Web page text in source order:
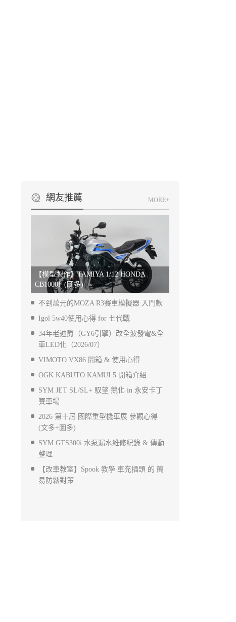
網友推薦 MORE+
【模型製作】TAMIYA 1/12 HONDA
CB1000F (圖多)
不到萬元的MOZA R3賽車模擬器 入門款
Igol 5w40使用心得 for 七代戰
34年老迪爵（GY6引擎）改全波發電&全
車LED化（2026/07）
VIMOTO VX86 開箱 & 使用心得
OGK KABUTO KAMUI 5 開箱介紹
SYM JET SL/SL+ 馭望 競化 in 永安卡丁
賽車場
2026 第十屆 國際重型機車展 參觀心得
(文多+圖多)
SYM GTS300i 水泵漏水維修紀錄 & 傳動
整理
【改車教室】Spook 教學 車充插頭 的 簡
易防鬆對策